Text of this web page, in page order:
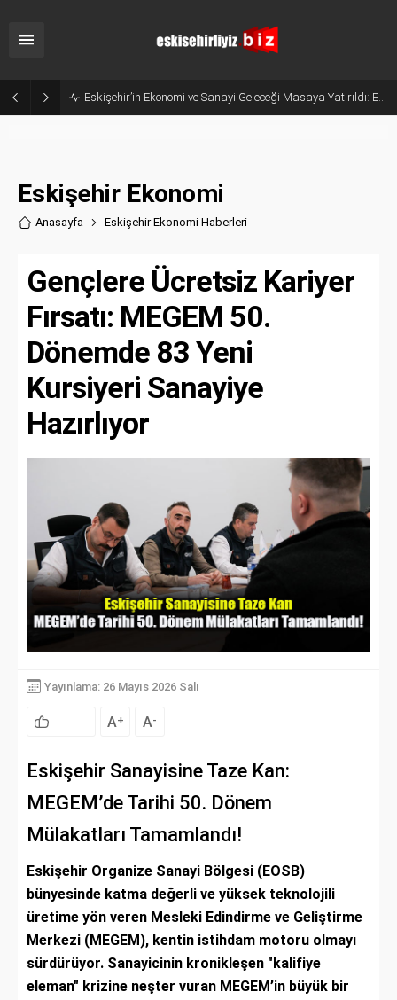
Belçika’dan Eskişehir’e Ticaret Köprüsü: Belediye Başkanı Emir Kır MÜSİAD’ı Ziyaret Etti
Eskişehir Ekonomi
Anasayfa Eskişehir Ekonomi Haberleri
Gençlere Ücretsiz Kariyer
Fırsatı: MEGEM 50.
Dönemde 83 Yeni
Kursiyeri Sanayiye
Hazırlıyor
Yayınlama: 26 Mayıs 2026 Salı
A+ A-
Eskişehir Sanayisine Taze Kan:
MEGEM’de Tarihi 50. Dönem
Mülakatları Tamamlandı!
Eskişehir Organize Sanayi Bölgesi (EOSB)
bünyesinde katma değerli ve yüksek teknolojili
üretime yön veren Mesleki Edindirme ve Geliştirme
Merkezi (MEGEM), kentin istihdam motoru olmayı
sürdürüyor. Sanayicinin kronikleşen "kalifiye
eleman" krizine neşter vuran MEGEM’in büyük bir